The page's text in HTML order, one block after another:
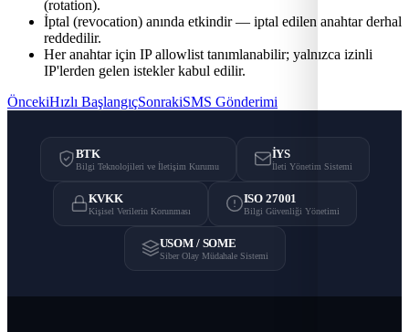
(rotation).
İptal (revocation) anında etkindir — iptal edilen anahtar derhal
reddedilir.
Her anahtar için IP allowlist tanımlanabilir; yalnızca izinli
IP'lerden gelen istekler kabul edilir.
ÖncekiHızlı BaşlangıçSonrakiSMS Gönderimi
BTK
Bilgi Teknolojileri ve İletişim Kurumu
İYS
İleti Yönetim Sistemi
KVKK
Kişisel Verilerin Korunması
ISO 27001
Bilgi Güvenliği Yönetimi
USOM / SOME
Siber Olay Müdahale Sistemi